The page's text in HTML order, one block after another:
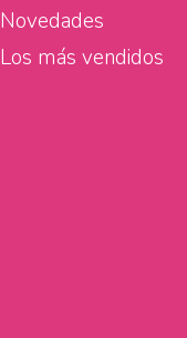
Novedades
Los más vendidos